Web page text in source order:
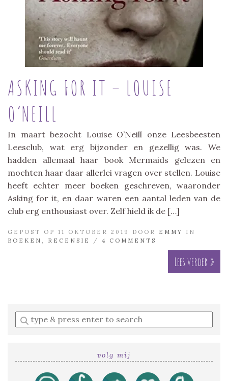
ASKING FOR IT – LOUISE
O’NEILL
In maart bezocht Louise O’Neill onze Leesbeesten
Leesclub, wat erg bijzonder en gezellig was. We
hadden allemaal haar book Mermaids gelezen en
mochten haar daar allerlei vragen over stellen. Louise
heeft echter meer boeken geschreven, waaronder
Asking for it, en daar waren een aantal leden van de
club erg enthousiast over. Zelf hield ik de […]
GEPOST OP 11 OKTOBER 2019 DOOR EMMY
IN
BOEKEN
RECENSIE / 4 COMMENTS
Lees verder »
Enter
a
volg mij